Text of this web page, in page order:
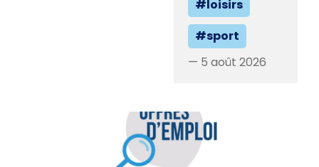
#loisirs
#sport
— 5 août 2026